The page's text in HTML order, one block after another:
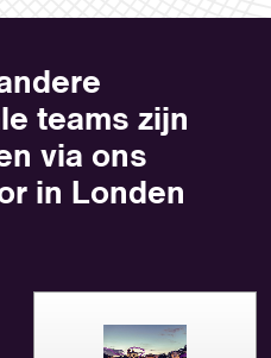
teams zijn
via ons
in Londen